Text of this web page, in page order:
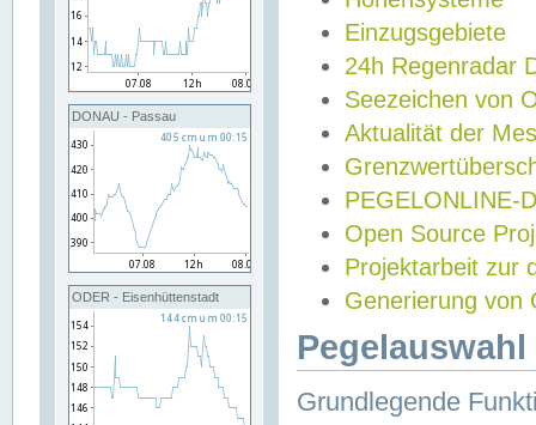
DONAU - Passau
ODER - Eisenhüttenstadt
Einzugsgebiete
24h Regenradar
Seezeichen von
Aktualität der
PEGELONLINE-
Open Source
Projektarbeit zur
Generierung von
Grundlegende